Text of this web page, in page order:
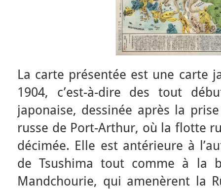
La carte présentée est une carte
1904, c’est-à-dire des tout
japonaise, dessinée après la
russe de Port-Arthur, où la flotte
décimée. Elle est antérieure à
de Tsushima tout comme à la
Mandchourie, qui amenèrent la